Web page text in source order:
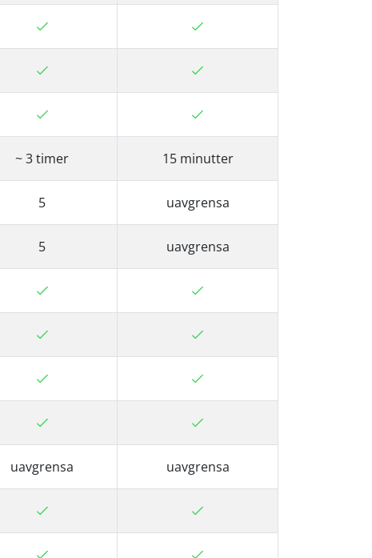
~ 3 timer 15 minutter
5 uavgrensa
5 uavgrensa
uavgrensa uavgrensa